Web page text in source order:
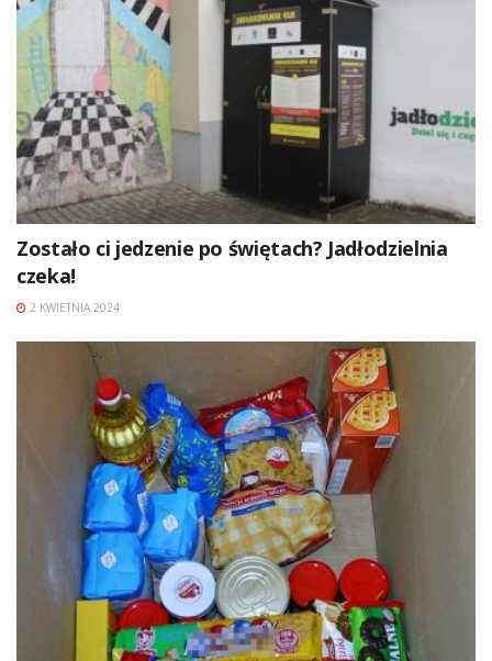
Zostało ci jedzenie po świętach? Jadłodzielnia
czeka!
2 KWIETNIA 2024